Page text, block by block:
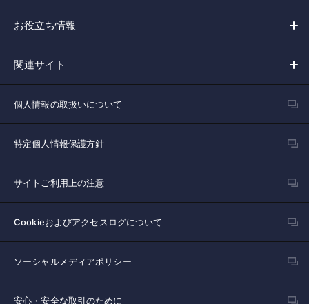
お役立ち情報
関連サイト
個人情報の取扱いについて
特定個人情報保護方針
サイトご利用上の注意
Cookieおよびアクセスログについて
ソーシャルメディアポリシー
安心・安全な取引のために